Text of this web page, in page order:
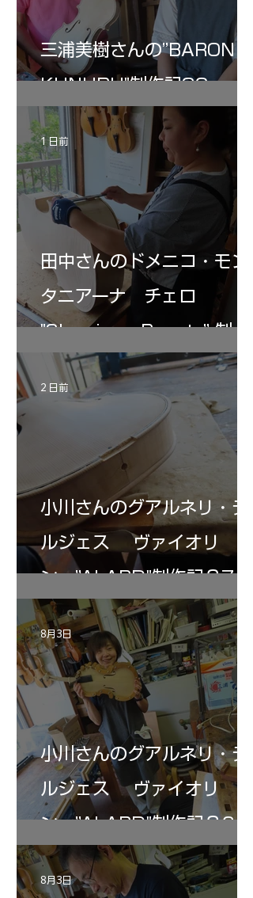
三浦美樹さんの”BARON・
KUNUPU"制作記32
田中さんのドメニコ・モン
タニアーナ チェロ
"Sleeping・Beauty” 制作
記 31
1 日前
小川さんのグアルネリ・デ
ルジェス ヴァイオリ
ン ”ALARD"制作記３7
2 日前
小川さんのグアルネリ・デ
ルジェス ヴァイオリ
ン ”ALARD"制作記３6
8月3日
8月3日